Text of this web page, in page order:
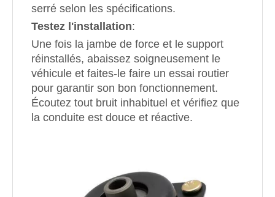
serré selon les spécifications.
Testez l'installation:
Une fois la jambe de force et le support
réinstallés, abaissez soigneusement le
véhicule et faites-le faire un essai routier
pour garantir son bon fonctionnement.
Écoutez tout bruit inhabituel et vérifiez que
la conduite est douce et réactive.